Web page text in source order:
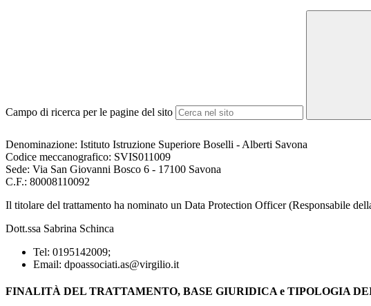
Campo di ricerca per le pagine del sito
Denominazione: Istituto Istruzione Superiore Boselli - Alberti Savona
Codice meccanografico: SVIS011009
Sede: Via San Giovanni Bosco 6 - 17100 Savona
C.F.: 80008110092
Il titolare del trattamento ha nominato un Data Protection Officer (Responsabile
Dott.ssa Sabrina Schinca
Tel: 0195142009;
Email: dpoassociati.as@virgilio.it
FINALITÀ DEL TRATTAMENTO, BASE GIURIDICA e TIPOLOGIA